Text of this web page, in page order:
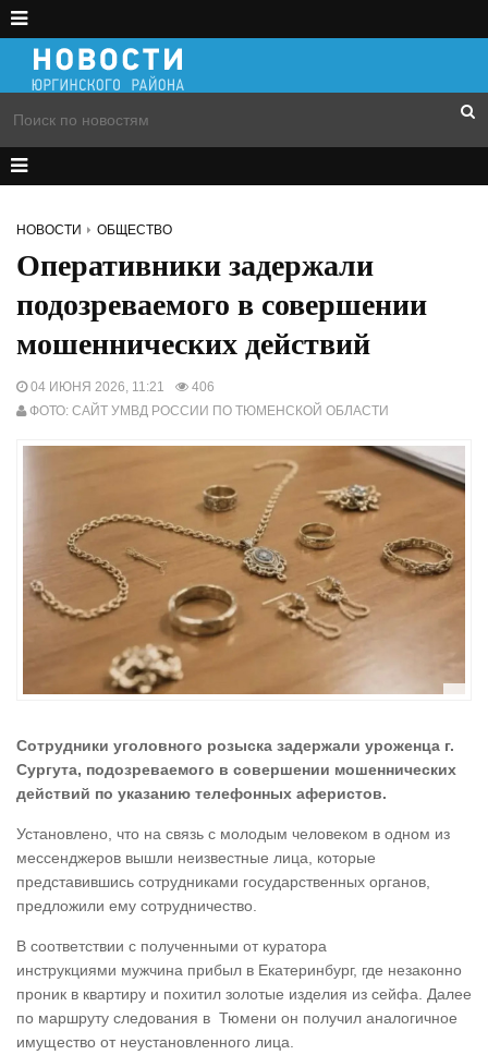
НОВОСТИ ОБЩЕСТВО
Оперативники задержали
подозреваемого в совершении
мошеннических действий
04 ИЮНЯ 2026, 11:21
406
ФОТО: САЙТ УМВД РОССИИ ПО ТЮМЕНСКОЙ ОБЛАСТИ
Сотрудники уголовного розыска задержали уроженца г.
Сургута, подозреваемого в совершении мошеннических
действий по указанию телефонных аферистов.
Установлено, что на связь с молодым человеком в одном из
мессенджеров вышли неизвестные лица, которые
представившись сотрудниками государственных органов,
предложили ему сотрудничество.
В соответствии с полученными от куратора
инструкциями мужчина прибыл в Екатеринбург, где незаконно
проник в квартиру и похитил золотые изделия из сейфа. Далее
по маршруту следования в Тюмени он получил аналогичное
имущество от неустановленного лица.